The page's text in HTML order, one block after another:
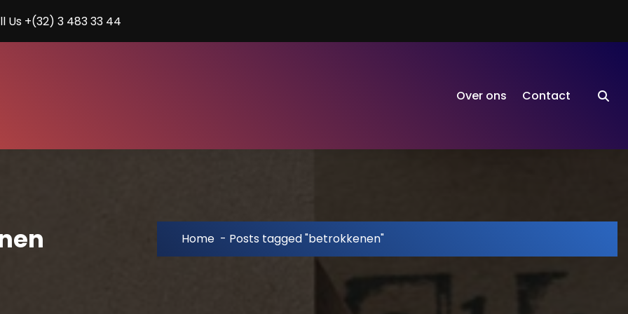
Us +(32) 3 483 33 44
Over ons Contact
Home - Posts tagged "betrokkenen"